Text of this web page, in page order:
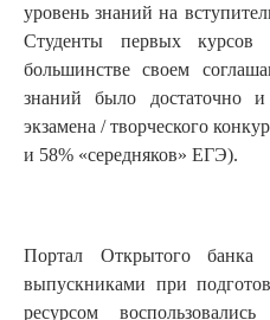
уровень знаний на
Студенты первых курсов
большинстве своем
знаний было достаточно и
экзамена / творческого
и 58% «середняков» ЕГЭ).
Портал Открытого банка
выпускниками при
ресурсом